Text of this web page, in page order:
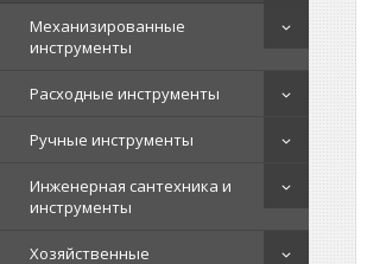
Механизированные
инструменты
Расходные инструменты
Ручные инструменты
Инженерная сантехника и
инструменты
Хозяйственные